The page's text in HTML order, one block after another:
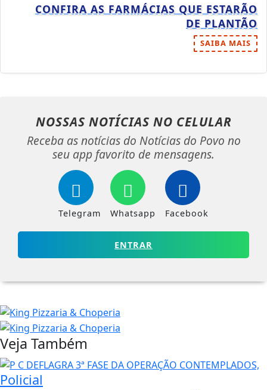
CONFIRA AS FARMÁCIAS QUE ESTARÃO
DE PLANTÃO
SAIBA MAIS
NOSSAS NOTÍCIAS NO CELULAR
Receba as notícias do Notícias do Povo no
seu app favorito de mensagens.
Telegram Whatsapp Facebook
ENTRAR
Veja Também
Policial